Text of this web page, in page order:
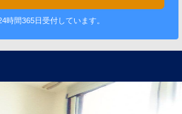
時間365日受付しています。